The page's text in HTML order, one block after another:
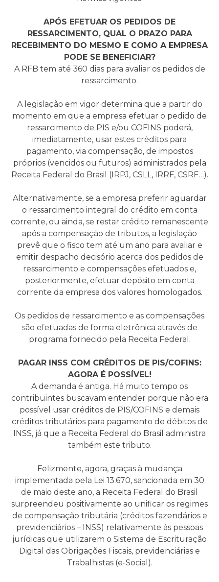
APÓS EFETUAR OS PEDIDOS DE
RESSARCIMENTO, QUAL O PRAZO PARA
RECEBIMENTO DO MESMO E COMO A EMPRESA
PODE SE BENEFICIAR?
A RFB tem até 360 dias para avaliar os pedidos de
ressarcimento.
A legislação em vigor determina que a partir do
momento em que a empresa efetuar o pedido de
ressarcimento de PIS e/ou COFINS poderá,
imediatamente, usar estes créditos para
pagamento, via compensação, de impostos
próprios (vencidos ou futuros) administrados pela
Receita Federal do Brasil (IRPJ, CSLL, IRRF, CSRF…).
Alternativamente, se a empresa preferir aguardar
o ressarcimento integral do crédito em conta
corrente, ou ainda, se restar crédito remanescente
após a compensação de tributos, a legislação
prevê que o fisco tem até um ano para avaliar e
emitir despacho decisório acerca dos pedidos de
ressarcimento e compensações efetuados e,
posteriormente, efetuar depósito em conta
corrente da empresa dos valores homologados.
Os pedidos de ressarcimento e as compensações
são efetuadas de forma eletrônica através de
programa fornecido pela Receita Federal.
PAGAR INSS COM CRÉDITOS DE PIS/COFINS:
AGORA É POSSÍVEL!
A demanda é antiga. Há muito tempo os
contribuintes buscavam entender porque não era
possível usar créditos de PIS/COFINS e demais
créditos tributários para pagamento de débitos de
INSS, já que a Receita Federal do Brasil administra
também este tributo.
Felizmente, agora, graças à mudança
implementada pela Lei 13.670, sancionada em 30
de maio deste ano, a Receita Federal do Brasil
surpreendeu positivamente ao unificar os regimes
de compensação tributária (créditos fazendários e
previdenciários – INSS) relativamente às pessoas
jurídicas que utilizarem o Sistema de Escrituração
Digital das Obrigações Fiscais, previdenciárias e
Trabalhistas (e-Social).